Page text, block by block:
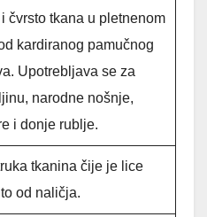
čvrsto tkana u pletnenom
kardiranog pamučnog
Upotrebljava se za
narodne nošnje,
i donje rublje.
tkanina čije je lice
od naličja.